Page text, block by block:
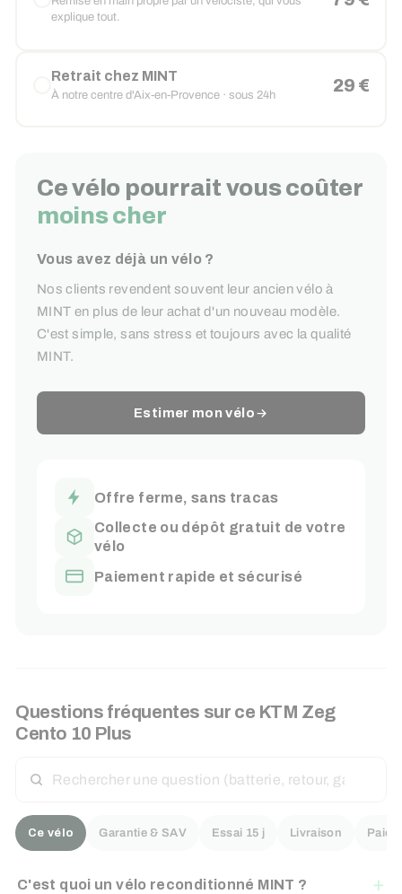
explique tout.
Retrait chez MINT
À notre centre d'Aix-en-Provence · sous 24h 29 €
Ce vélo pourrait vous coûter
moins cher
Vous avez déjà un vélo ?
Nos clients revendent souvent leur ancien vélo à
MINT en plus de leur achat d'un nouveau modèle.
C'est simple, sans stress et toujours avec la qualité
MINT.
Estimer mon vélo
Offre ferme, sans tracas
Collecte ou dépôt gratuit de votre
vélo
Paiement rapide et sécurisé
Questions fréquentes sur ce KTM Zeg
Cento 10 Plus
UNE
Ce vélo Garantie & SAV Essai 15 j Livraison
C'est quoi un vélo reconditionné MINT ?